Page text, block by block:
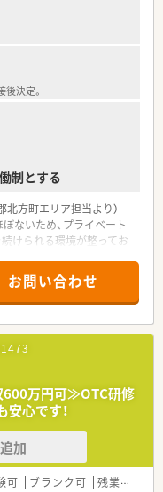
決定。
制とする
方町エリア担当より）
ないため、プライベート
けられる環境が整ってお
り、通勤にはマイカーの
調剤併設型ドラッグスト
応需しており、1日あた
落ち着いた環境で働けま
しており、事務スタッフ
て患者様に対応できる体
トシステムなど最新の機
お問い合わせ
600万円可≫OTC研修
心です！
加
可 ブランク可 残業なし(ほぼなし含む)